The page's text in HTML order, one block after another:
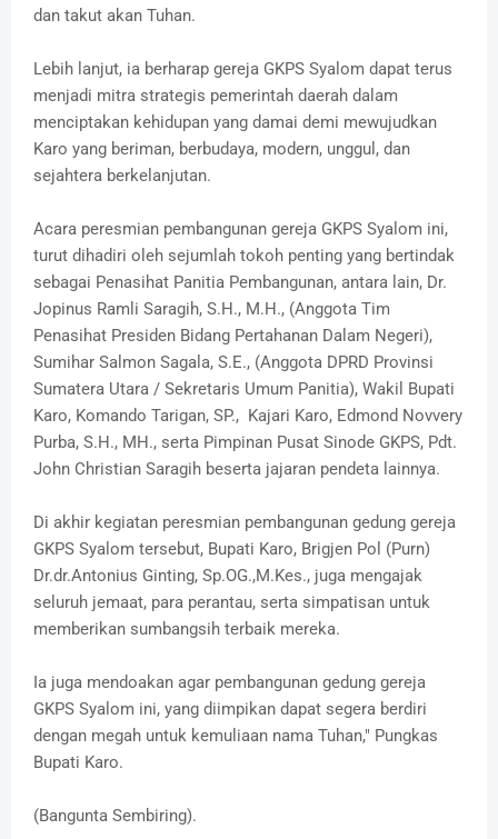
dan takut akan Tuhan.
​Lebih lanjut, ia berharap gereja GKPS Syalom dapat terus
menjadi mitra strategis pemerintah daerah dalam
menciptakan kehidupan yang damai demi mewujudkan
Karo yang beriman, berbudaya, modern, unggul, dan
sejahtera berkelanjutan.
​Acara peresmian pembangunan gereja GKPS Syalom ini,
turut dihadiri oleh sejumlah tokoh penting yang bertindak
sebagai Penasihat Panitia Pembangunan, antara lain, ​Dr.
Jopinus Ramli Saragih, S.H., M.H., (Anggota Tim
Penasihat Presiden Bidang Pertahanan Dalam Negeri), ​
Sumihar Salmon Sagala, S.E., (Anggota DPRD Provinsi
Sumatera Utara / Sekretaris Umum Panitia), Wakil Bupati
Karo, Komando Tarigan, SP., Kajari Karo, Edmond Novvery
Purba, S.H., MH., serta Pimpinan Pusat Sinode GKPS, Pdt.
John Christian Saragih beserta jajaran pendeta lainnya.
​Di akhir kegiatan peresmian pembangunan gedung gereja
GKPS Syalom tersebut, Bupati Karo, Brigjen Pol (Purn)
Dr.dr.Antonius Ginting, Sp.OG.,M.Kes., juga mengajak
seluruh jemaat, para perantau, serta simpatisan untuk
memberikan sumbangsih terbaik mereka.
Ia juga mendoakan agar pembangunan gedung gereja
GKPS Syalom ini, yang diimpikan dapat segera berdiri
dengan megah untuk kemuliaan nama Tuhan," Pungkas
Bupati Karo.
(Bangunta Sembiring).